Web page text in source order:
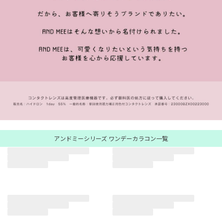
アンドミーシリーズ ワンデーカラコン一覧